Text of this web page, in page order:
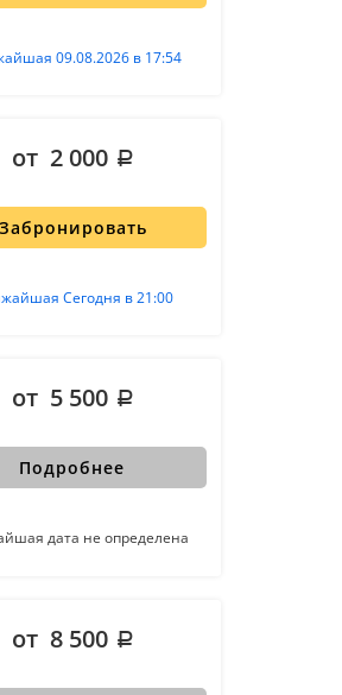
09.08.2026 в 17:54
Забронировать
Сегодня в 21:00
от 2 000
Подробнее
дата не определена
от 5 500
от 8 500